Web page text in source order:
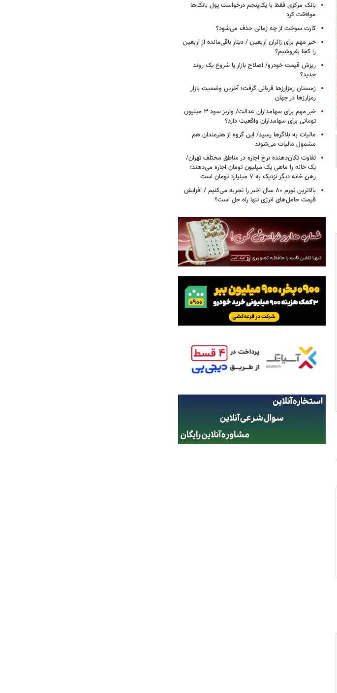
بانک مرکزی فقط با یک‌‎پنجم درخواست پول بانک‌ها
موافقت کرد
کارت سوخت از چه زمانی حذف می‌شود؟
خبر مهم برای زائران اربعین / دینار باقی‌مانده از اربعین
را کجا بفروشیم؟
ریزش قیمت خودرو/ اصلاح بازار یا شروع یک روند
جدید؟
زمستان رمزارزها قربانی گرفت؛ آخرین وضعیت بازار
رمزارزها در جهان
خبر مهم برای سهامداران عدالت/ واریز سود ۳ میلیون
تومانی برای سهامداران واقعیت دارد؟
مالیات به بلاگرها رسید/ این گروه از هنرمندان هم
مشمول مالیات می‌شوند
تفاوت تکان‌دهنده نرخ اجاره در مناطق مختلف تهران/
یک خانه را ماهی یک میلیون تومان اجاره می‌دهند؛
رهن خانه دیگر نزدیک به ۷ میلیارد تومان است
بالاترین تورم ۸۰ سال اخیر را تجربه می‌کنیم / افزایش
قیمت حامل‌های انرژی تنها راه حل است؟